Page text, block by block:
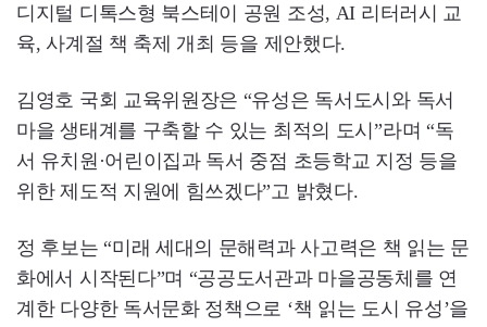
디지털 디톡스형 북스테이 공원 조성, AI 리터러시 교
육, 사계절 책 축제 개최 등을 제안했다.
김영호 국회 교육위원장은 “유성은 독서도시와 독서
마을 생태계를 구축할 수 있는 최적의 도시”라며 “독
서 유치원·어린이집과 독서 중점 초등학교 지정 등을
위한 제도적 지원에 힘쓰겠다”고 밝혔다.
정 후보는 “미래 세대의 문해력과 사고력은 책 읽는 문
화에서 시작된다”며 “공공도서관과 마을공동체를 연
계한 다양한 독서문화 정책으로 ‘책 읽는 도시 유성’을